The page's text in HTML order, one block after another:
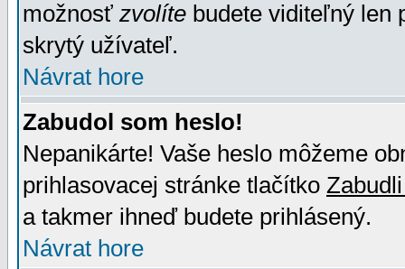
možnosť zvolíte budete viditeľný len
skrytý užívateľ.
Návrat hore
Zabudol som heslo!
Nepanikárte! Vaše heslo môžeme
prihlasovacej stránke tlačítko
a takmer ihneď budete prihlásený.
Návrat hore